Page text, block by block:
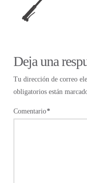
Deja una
Tu dirección de correo
obligatorios están
Comentario*